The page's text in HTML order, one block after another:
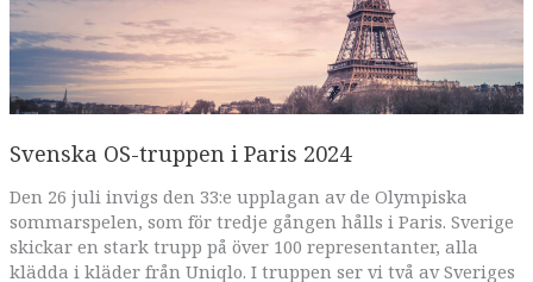
Svenska OS-truppen i Paris 2024
Den 26 juli invigs den 33:e upplagan av de Olympiska
sommarspelen, som för tredje gången hålls i Paris. Sverige
skickar en stark trupp på över 100 representanter, alla
klädda i kläder från Uniqlo. I truppen ser vi två av Sveriges